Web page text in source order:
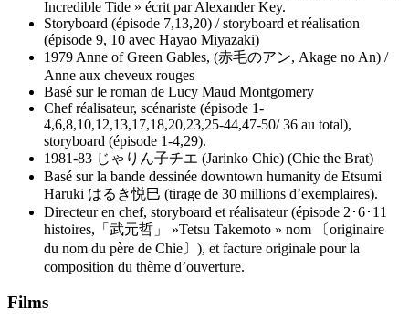
Incredible Tide » écrit par Alexander Key.
Storyboard (épisode 7,13,20) / storyboard et réalisation
(épisode 9, 10 avec Hayao Miyazaki)
1979 Anne of Green Gables, (赤毛のアン, Akage no An) /
Anne aux cheveux rouges
Basé sur le roman de Lucy Maud Montgomery
Chef réalisateur, scénariste (épisode 1-
4,6,8,10,12,13,17,18,20,23,25-44,47-50/ 36 au total),
storyboard (épisode 1-4,29).
1981-83 じゃりん子チエ (Jarinko Chie) (Chie the Brat)
Basé sur la bande dessinée downtown humanity de Etsumi
Haruki はるき悦巳 (tirage de 30 millions d’exemplaires).
Directeur en chef, storyboard et réalisateur (épisode 2･6･11
histoires,「武元哲」 »Tetsu Takemoto » nom 〔originaire
du nom du père de Chie〕), et facture originale pour la
composition du thème d’ouverture.
Films